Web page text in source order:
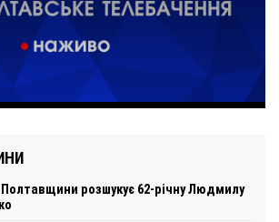
Полтавщини розшукує 62-річну Людмилу